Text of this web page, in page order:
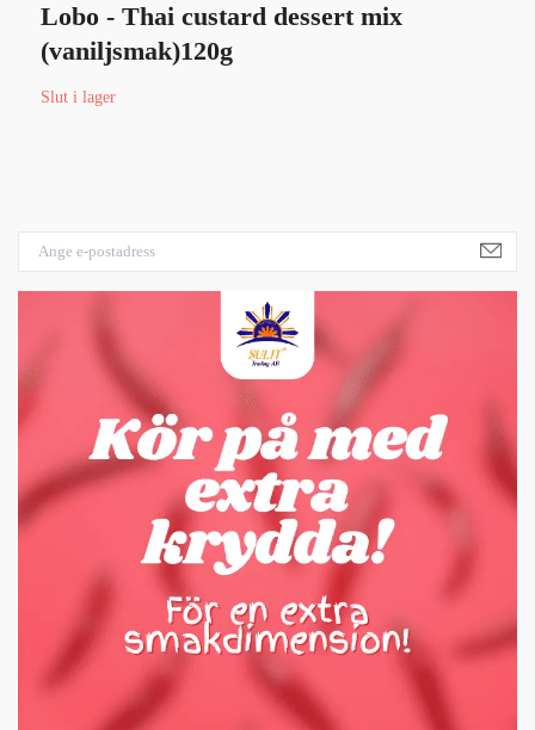
Lobo - Thai custard dessert mix
(vaniljsmak)120g
Slut i lager